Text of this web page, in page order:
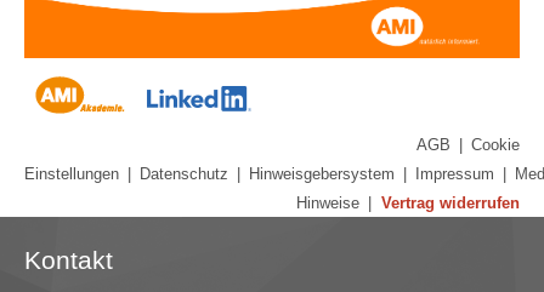
AGB
Cookie
Einstellungen
Datenschutz Hinweisgebersystem Impressum
Hinweise
Vertrag widerrufen
Kontakt